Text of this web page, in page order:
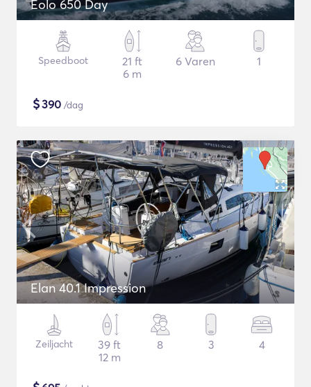
Eolo 650 Day
Speedboot
21 ft
6 m
6 Varen 1
$390 /dag
Elan 40.1 Impression
Zeiljacht
39 ft
12 m
8 3 4